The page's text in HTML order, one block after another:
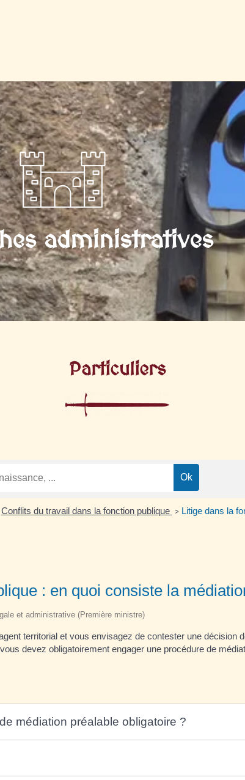
administratives
Particuliers
Conflits du travail dans la fonction publique > Litige dans la
: en quoi consiste la
et administrative (Première ministre)
territorial et vous envisagez de contester une décision
devez obligatoirement engager une procédure de
médiation préalable obligatoire ?